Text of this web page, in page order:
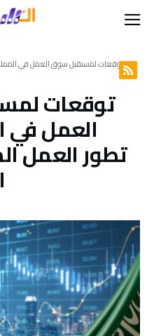
توقعات
العمل في
تطور العمل